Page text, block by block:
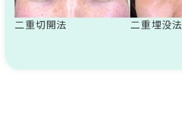
二重切開法 二重埋没法